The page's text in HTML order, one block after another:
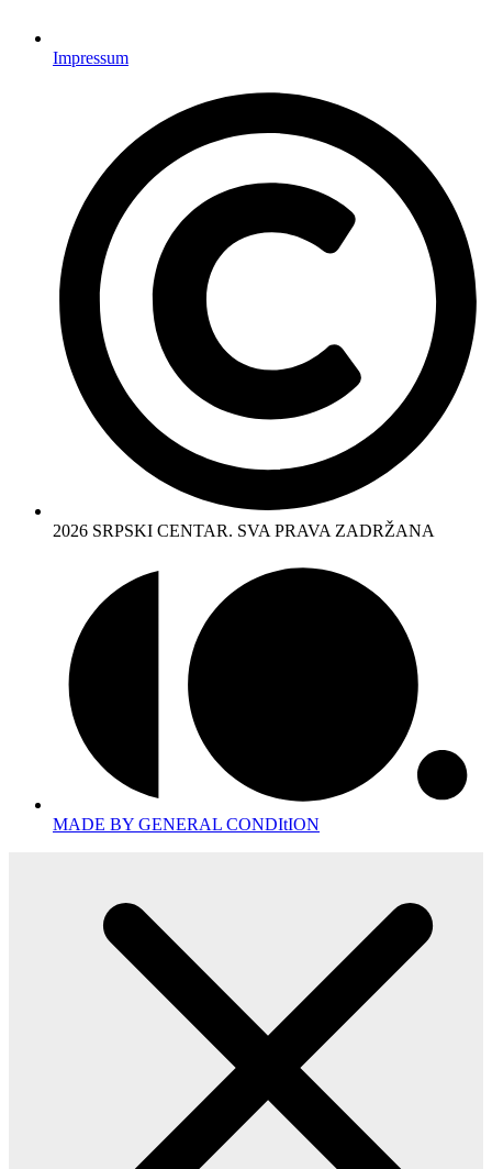
Impressum
2026 SRPSKI CENTAR. SVA PRAVA ZADRŽANA
MADE BY GENERAL CONDItION